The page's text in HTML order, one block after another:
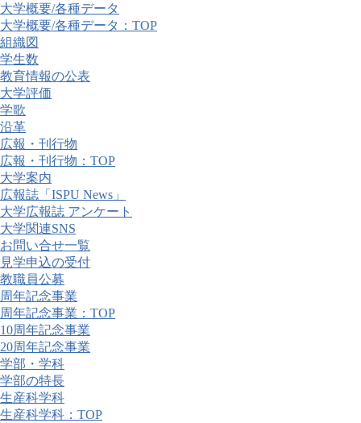
大学概要/各種データ
大学概要/各種データ：TOP
組織図
学生数
教育情報の公表
大学評価
学歌
沿革
広報・刊行物
広報・刊行物：TOP
大学案内
広報誌「ISPU News」
大学広報誌 アンケート
大学関連SNS
お問い合せ一覧
見学申込の受付
教職員公募
周年記念事業
周年記念事業：TOP
10周年記念事業
20周年記念事業
学部・学科
学部の特長
生産科学科
生産科学科：TOP